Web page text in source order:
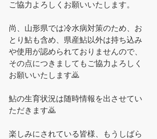
ご協力よろしくお願いいたします。
尚、山形県では冷水病対策のため、お
とり鮎も含め、県産鮎以外は持ち込み
や使用が認められておりませんので、
その点につきましてもご協力よろしく
お願いいたします🙇
鮎の生育状況は随時情報を出させてい
ただきます🙇
楽しみにされている皆様、もうしばら